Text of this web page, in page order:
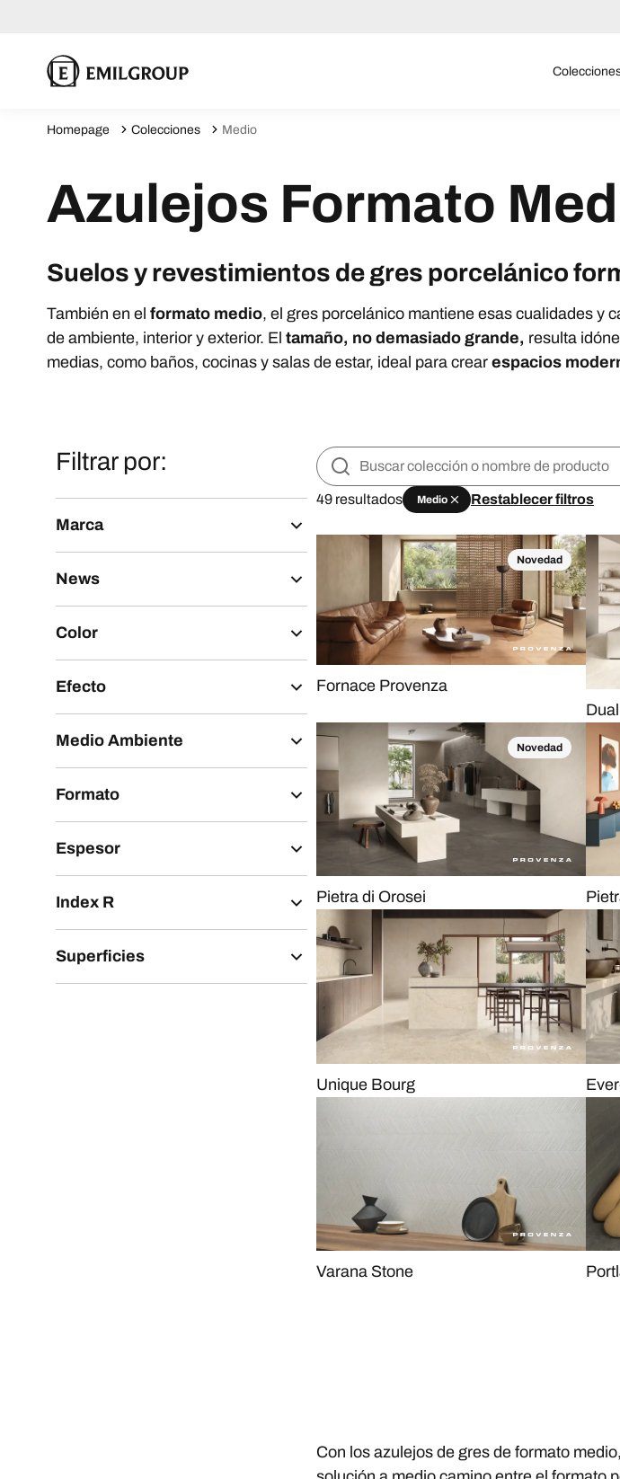
Homepage Colecciones Medio
Azulejos Formato
Suelos y revestimientos de gres porcelánico
También en el formato medio, el gres porcelánico mantiene esas cualidades y
de ambiente, interior y exterior. El tamaño, no demasiado grande, resulta
medias, como baños, cocinas y salas de estar, ideal para crear espacios
Filtrar por:
Marca
News
Color
Efecto
Medio Ambiente
Formato
Espesor
Index R
Superficies
49 resultados Medio Restablecer filtros
Novedad
Fornace Provenza
Novedad
Pietra di Orosei
Unique Bourg
Varana Stone
Con los azulejos de gres de formato